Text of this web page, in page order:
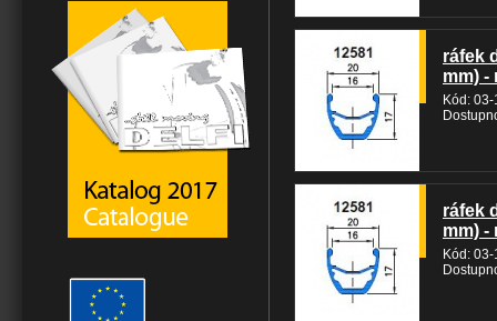
ráfek
mm) -
Kód:
ráfek
mm) -
Kód: